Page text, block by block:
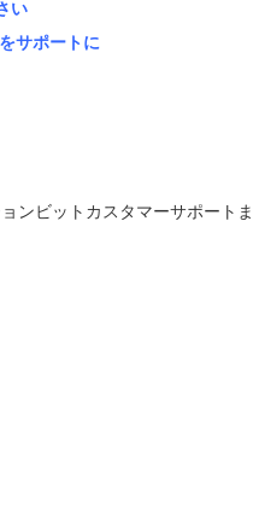
い
サポートに
ンビットカスタマーサポート